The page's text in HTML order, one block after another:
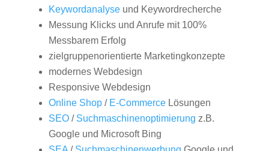
Keywordanalyseund Keywordrecherche
Messung Klicks und Anrufe mit 100%
Messbarem Erfolg
zielgruppenorientierte Marketingkonzepte
modernes Webdesign
Responsive Webdesign
Online Shop/ E-CommerceLösungen
SEO/ Suchmaschinenoptimierung z.B.
Google und Microsoft Bing